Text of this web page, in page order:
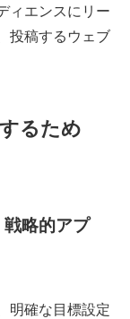
ィエンスにリー
投稿するウェブ
るため
略的アプ
明確な目標設定